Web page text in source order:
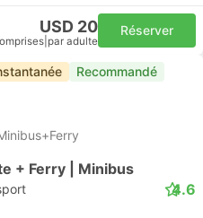
USD 20
par adulte
Réserver
Recommandé
+ Ferry | Minibus
4.6